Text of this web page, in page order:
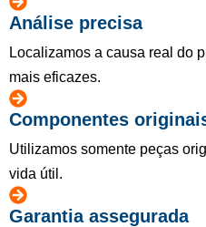
Análise precisa
Localizamos a causa real do
mais eficazes.
Componentes
Utilizamos somente peças
vida útil.
Garantia assegurada